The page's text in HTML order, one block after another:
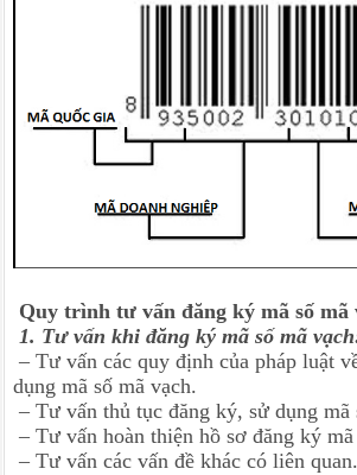
Quy trình tư vấn đăng ký mã số mã
1. Tư vấn khi đăng ký mã số mã
– Tư vấn các quy định của pháp luật
dụng mã số mã vạch.
– Tư vấn thủ tục đăng ký, sử dụng mã
– Tư vấn hoàn thiện hồ sơ đăng ký
– Tư vấn các vấn đề khác có liên quan.